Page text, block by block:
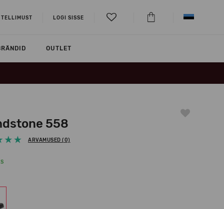
LOGI SISSE
OUTLET
558
ARVAMUSED (0)